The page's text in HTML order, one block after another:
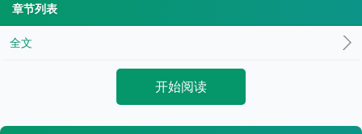
章节列表
全文
开始阅读